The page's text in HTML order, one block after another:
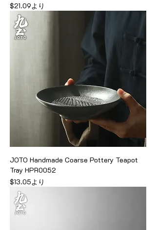
$21.09より
セール価格
JOTO Handmade Coarse Pottery Teapot
Tray HPR0052
$13.05より
セール価格